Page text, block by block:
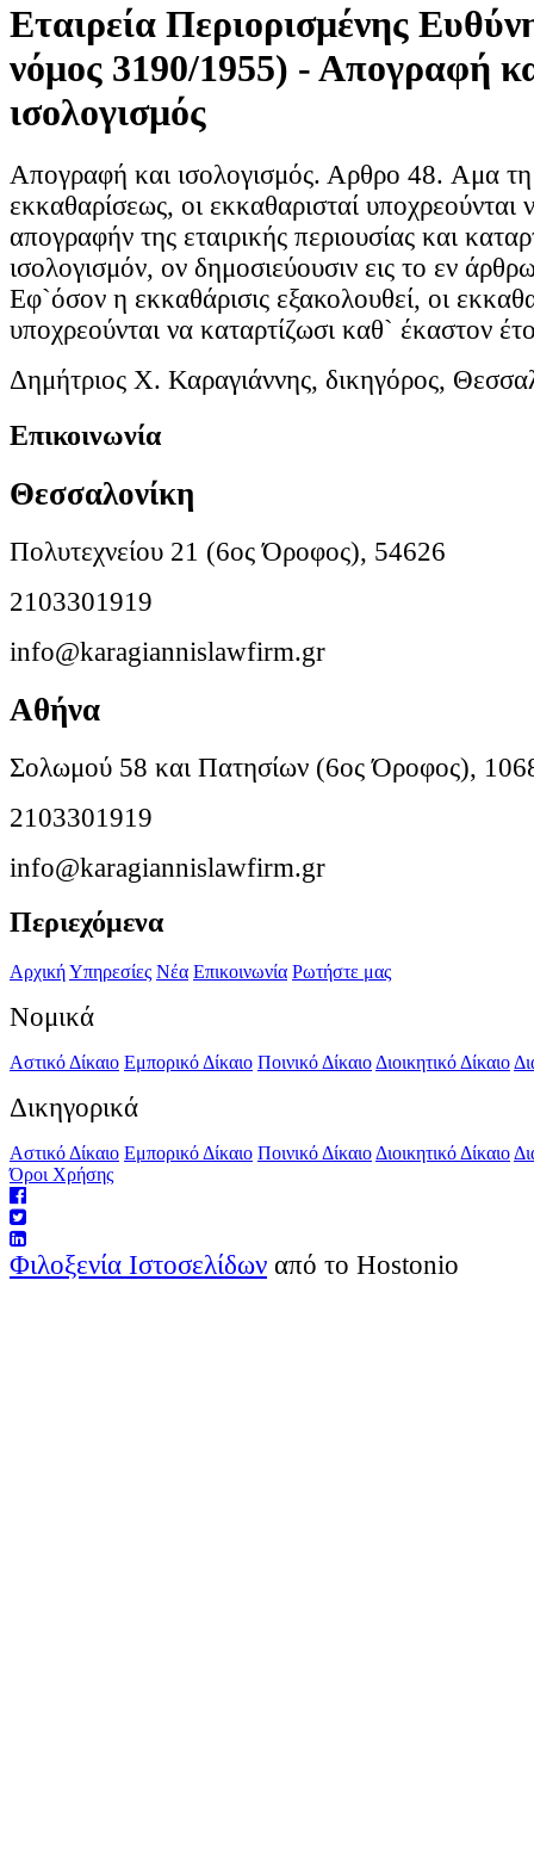
Εταιρεία Περιορισμένης
νόμος 3190/1955) - Απογραφή
ισολογισμός
Απογραφή και ισολογισμός. Αρθρo 48. Αμα τη
εκκαθαρίσεως, οι εκκαθαρισταί υποχρεούνται
απογραφήν της εταιρικής περιουσίας και
ισολογισμόν, ον δημοσιεύουσιν εις το εν
Εφ`όσον η εκκαθάρισις εξακολουθεί, οι
υποχρεούνται να καταρτίζωσι καθ` έκαστον
Δημήτριος Χ. Καραγιάννης, δικηγόρος,
Επικοινωνία
Θεσσαλονίκη
Πολυτεχνείου 21 (6ος Όροφος), 54626
2103301919
info@karagiannislawfirm.gr
Αθήνα
Σολωμού 58 και Πατησίων (6ος Όροφος),
2103301919
info@karagiannislawfirm.gr
Περιεχόμενα
ΑρχικήΥπηρεσίες Νέα Επικοινωνία Ρωτήστε μας
Νομικά
Αστικό Δίκαιο Εμπορικό Δίκαιο Ποινικό Δίκαιο Διοικητικό Δίκαιο
Δικηγορικά
Αστικό Δίκαιο Εμπορικό Δίκαιο Ποινικό Δίκαιο Διοικητικό Δίκαιο
Όροι Χρήσης
Φιλοξενία Ιστοσελίδων από το Hostonio